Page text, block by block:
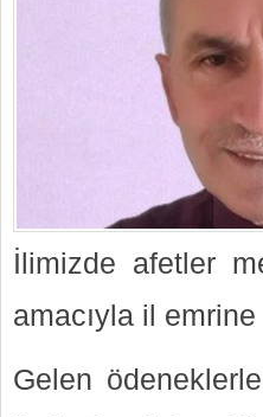
İlimizde afetler
amacıyla il
Gelen